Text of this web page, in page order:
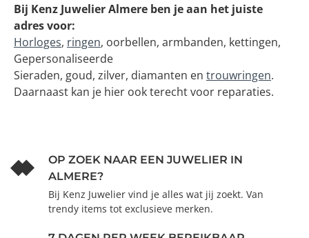
Bij Kenz Juwelier Almere ben je aan het juiste
adres voor:
Horloges, ringen, oorbellen, armbanden, kettingen,
Gepersonaliseerde
Sieraden, goud, zilver, diamanten en trouwringen.
Daarnaast kan je hier ook terecht voor reparaties.
OP ZOEK NAAR EEN JUWELIER IN
ALMERE?
Bij Kenz Juwelier vind je alles wat jij zoekt. Van
trendy items tot exclusieve merken.